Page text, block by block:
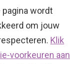
pagina wordt
om jouw
Klik
voorkeuren aan